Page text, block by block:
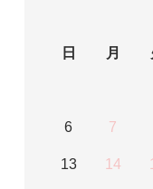
日
月
6 7
13 14